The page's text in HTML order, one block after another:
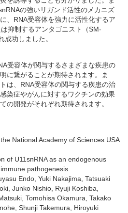
の強いリガンド活性のメカニズ
、RNA受容体を強力に活性化するア
抑制するアンタゴニスト（SM-
成功しました。
受容体が関与するさまざまな疾患の
に繋がることが期待されます。ま
は、RNA受容体の関与する疾患の治
染症やがんに対するワクチンの効果
の開発がそれぞれ期待されます。
National Academy of Sciences USA
of U11snRNA as an endogenous
pathogenesis
Endo, Yuki Nakajima, Tatsuaki
Junko Nishio, Ryuji Koshiba,
Tomohisa Okamura, Takako
Shunji Takemura, Hiroyuki